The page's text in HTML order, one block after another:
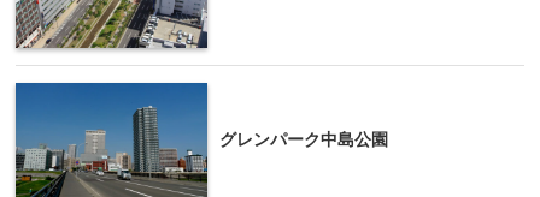
グレンパーク中島公園